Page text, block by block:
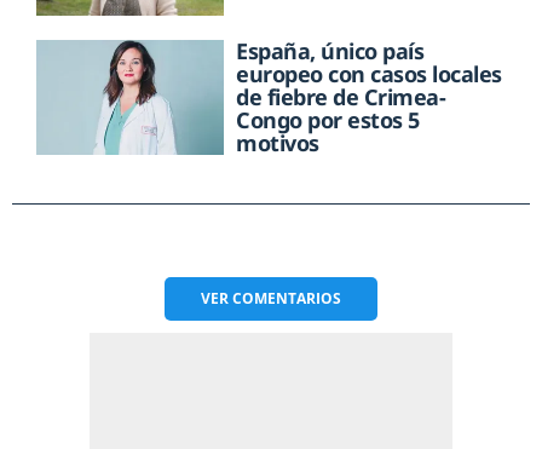
España, único país
europeo con casos locales
de fiebre de Crimea-
Congo por estos 5
motivos
VERCOMENTARIOS